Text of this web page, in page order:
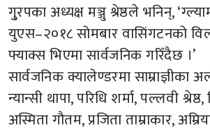
गु्रपका अध्यक्ष मञ्जु श्रेष्ठले भनिन्,
युएस–२०१८ सोमबार वासिंगटनको
फ्याक्स भिएमा सार्वजनिक गरिँदैछ ।’
सार्वजनिक क्यालेण्डरमा साम्राज्ञीका
न्यान्सी थापा, परिधि शर्मा, पल्लवी
अस्मिता गौतम, प्रजिता ताम्राकार,